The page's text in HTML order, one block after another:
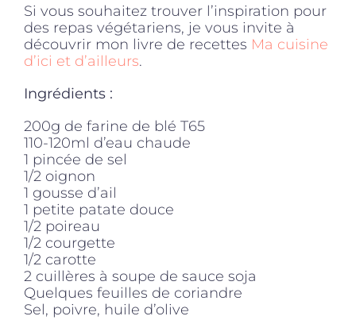
Si vous souhaitez trouver l’inspiration pour
des repas végétariens, je vous invite à
découvrir mon livre de recettes Ma cuisine
d’ici et d’ailleurs.
Ingrédients :
200g de farine de blé T65
110-120ml d’eau chaude
1 pincée de sel
1/2 oignon
1 gousse d’ail
1 petite patate douce
1/2 poireau
1/2 courgette
1/2 carotte
2 cuillères à soupe de sauce soja
Quelques feuilles de coriandre
Sel, poivre, huile d’olive